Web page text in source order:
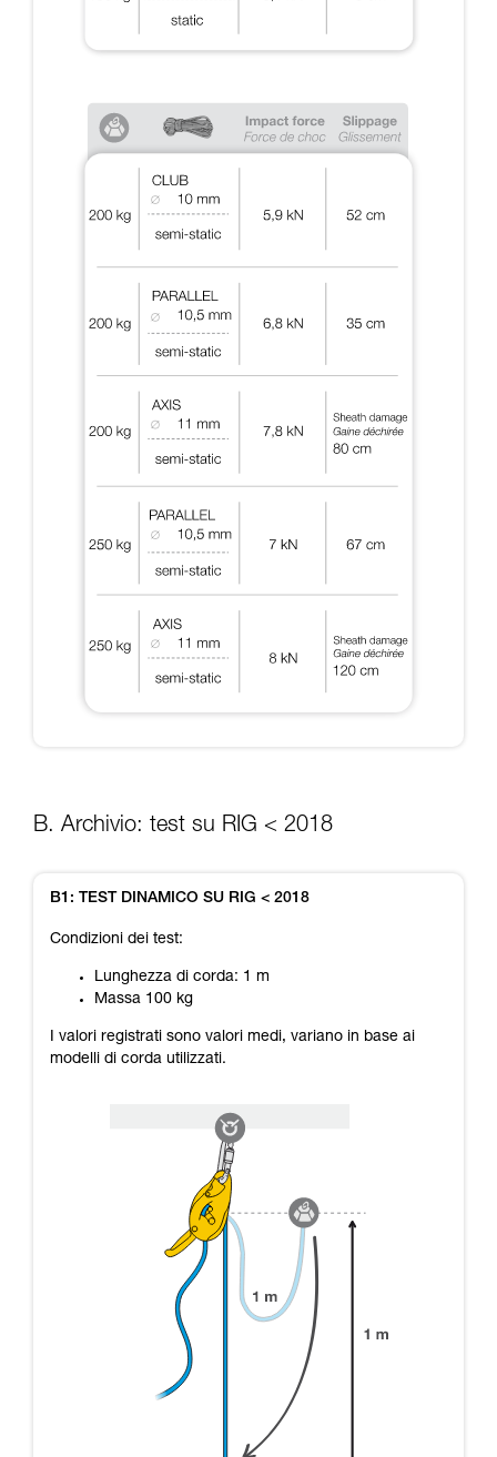
B. Archivio: test su RIG < 2018
B1: TEST DINAMICO SU RIG < 2018
Condizioni dei test:
Lunghezza di corda: 1 m
Massa 100 kg
I valori registrati sono valori medi, variano in base ai
modelli di corda utilizzati.